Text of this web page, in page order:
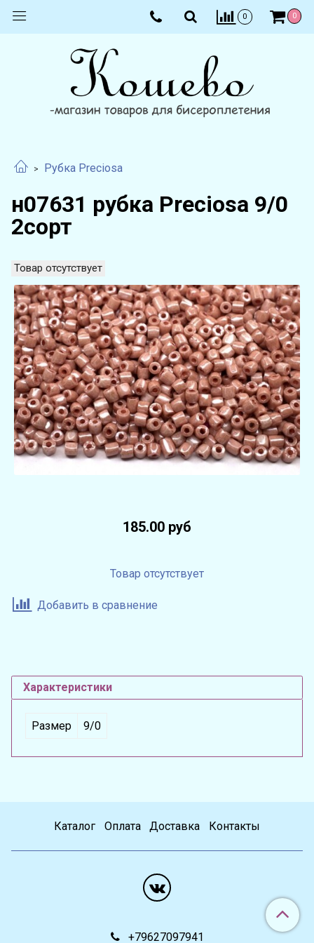
0 0
Рубка Preciosa
н07631 рубка Preciosa 9/0
2сорт
Товар отсутствует
185.00 руб
Товар отсутствует
Добавить в сравнение
Характеристики
Размер 9/0
Каталог Оплата Доставка Контакты
+79627097941